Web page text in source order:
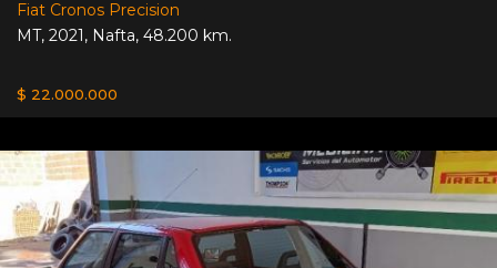
Fiat Cronos Precision
MT, 2021, Nafta, 48.200 km.
$ 22.000.000